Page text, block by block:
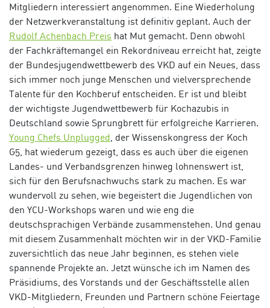
Mitgliedern interessiert angenommen. Eine Wiederholung
der Netzwerkveranstaltung ist definitiv geplant. Auch der
Rudolf Achenbach Preis hat Mut gemacht. Denn obwohl
der Fachkräftemangel ein Rekordniveau erreicht hat, zeigte
der Bundesjugendwettbewerb des VKD auf ein Neues, dass
sich immer noch junge Menschen und vielversprechende
Talente für den Kochberuf entscheiden. Er ist und bleibt
der wichtigste Jugendwettbewerb für Kochazubis in
Deutschland sowie Sprungbrett für erfolgreiche Karrieren.
Young Chefs Unplugged, der Wissenskongress der Koch
G5, hat wiederum gezeigt, dass es auch über die eigenen
Landes- und Verbandsgrenzen hinweg lohnenswert ist,
sich für den Berufsnachwuchs stark zu machen. Es war
wundervoll zu sehen, wie begeistert die Jugendlichen von
den YCU-Workshops waren und wie eng die
deutschsprachigen Verbände zusammenstehen. Und genau
mit diesem Zusammenhalt möchten wir in der VKD-Familie
zuversichtlich das neue Jahr beginnen, es stehen viele
spannende Projekte an. Jetzt wünsche ich im Namen des
Präsidiums, des Vorstands und der Geschäftsstelle allen
VKD-Mitgliedern, Freunden und Partnern schöne Feiertage